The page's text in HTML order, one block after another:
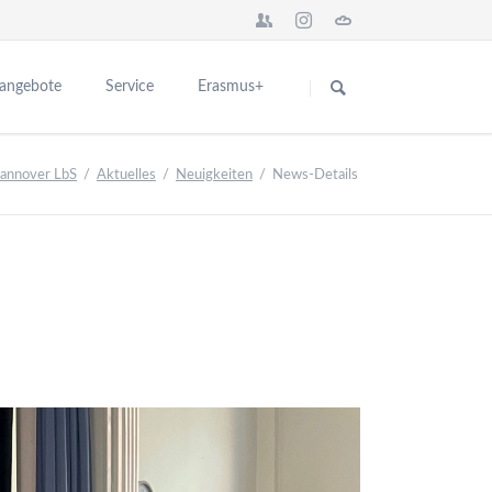
überspringen
Service
für Ausbildungsschulen
Erasmus+
Network BBS Europe
LbS Aktuelles Neuigkeiten News-Details